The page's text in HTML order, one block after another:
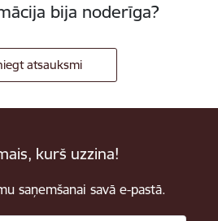
bija noderīga?
atsauksmi
kurš uzzina!
saņemšanai savā e-pastā.